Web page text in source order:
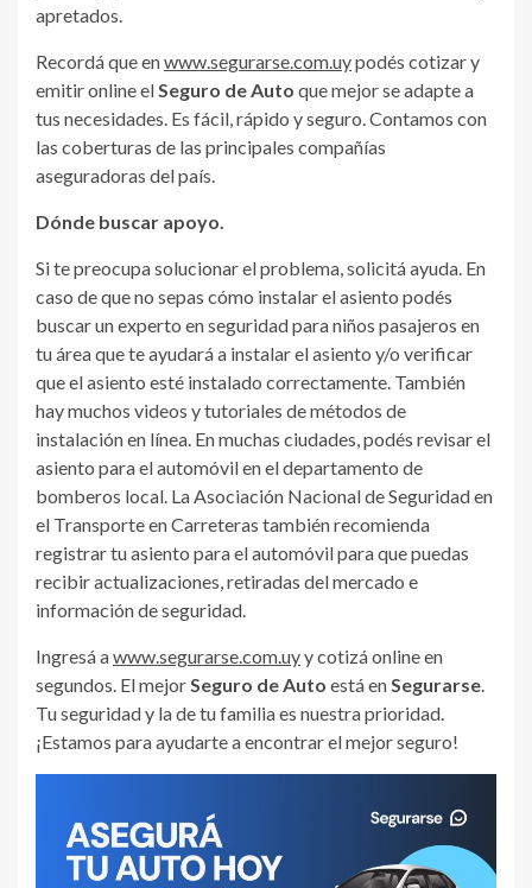
apretados.
Recordá que enwww.segurarse.com.uypodés cotizar y
emitir online elSeguro de Auto que mejor se adapte a
tus necesidades. Es fácil, rápido y seguro. Contamos con
las coberturas de las principales compañías
aseguradoras del país.
Dónde buscar apoyo.
Si te preocupa solucionar el problema, solicitá ayuda. En
caso de que no sepas cómo instalar el asiento podés
buscar un experto en seguridad para niños pasajeros en
tu área que te ayudará a instalar el asiento y/o verificar
que el asiento esté instalado correctamente. También
hay muchos videos y tutoriales de métodos de
instalación en línea. En muchas ciudades, podés revisar el
asiento para el automóvil en el departamento de
bomberos local. La Asociación Nacional de Seguridad en
el Transporte en Carreteras también recomienda
registrar tu asiento para el automóvil para que puedas
recibir actualizaciones, retiradas del mercado e
información de seguridad.
Ingresá awww.segurarse.com.uyy cotizá online en
segundos. El mejorSeguro de Auto está enSegurarse.
Tu seguridad y la de tu familia es nuestra prioridad.
¡Estamos para ayudarte a encontrar el mejor seguro!